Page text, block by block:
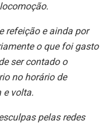
refeição e ainda por
o que foi gasto
ser contado o
no horário de
e volta.
pelas redes